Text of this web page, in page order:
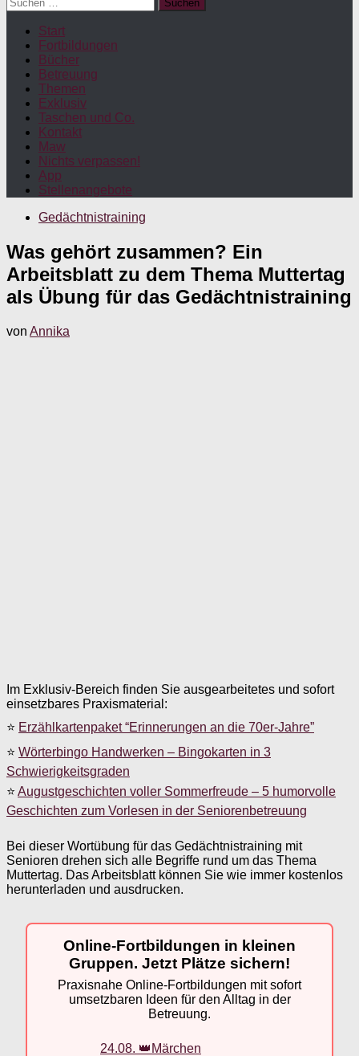
nach:
Start
Fortbildungen
Bücher
Betreuung
Themen
Exklusiv
Taschen und Co.
Kontakt
Maw
Nichts verpassen!
App
Stellenangebote
Gedächtnistraining
Was gehört zusammen? Ein
Arbeitsblatt zu dem Thema Muttertag
als Übung für das Gedächtnistraining
von Annika
Im Exklusiv-Bereich finden Sie ausgearbeitetes und sofort
einsetzbares Praxismaterial:
⭐ Erzählkartenpaket “Erinnerungen an die 70er-Jahre”
⭐ Wörterbingo Handwerken – Bingokarten in 3
Schwierigkeitsgraden
⭐ Augustgeschichten voller Sommerfreude – 5 humorvolle
Geschichten zum Vorlesen in der Seniorenbetreuung
Bei dieser Wortübung für das Gedächtnistraining mit
Senioren drehen sich alle Begriffe rund um das Thema
Muttertag. Das Arbeitsblatt können Sie wie immer kostenlos
herunterladen und ausdrucken.
Online-Fortbildungen in kleinen
Gruppen. Jetzt Plätze sichern!
Praxisnahe Online-Fortbildungen mit sofort
umsetzbaren Ideen für den Alltag in der
Betreuung.
24.08. 👑Märchen